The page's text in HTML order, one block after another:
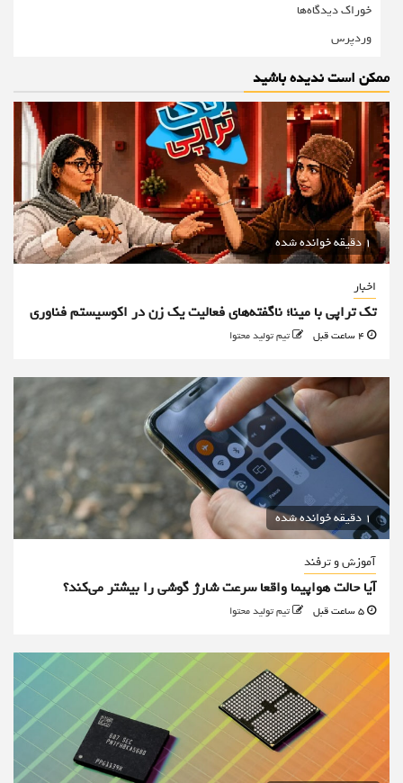
خوراک دیدگاه‌ها
وردپرس
ممکن است ندیده باشید
1 دقیقه خوانده شده
اخبار
تک تراپی با مینا؛ ناگفته‌های فعالیت یک زن در اکوسیستم فناوری
تیم تولید محتوا
1 دقیقه خوانده شده
آموزش و ترفند
آیا حالت هواپیما واقعا سرعت شارژ گوشی را بیشتر می‌کند؟
تیم تولید محتوا